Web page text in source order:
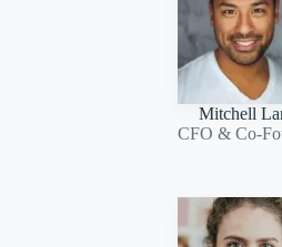
Mitchell
CFO & Co-